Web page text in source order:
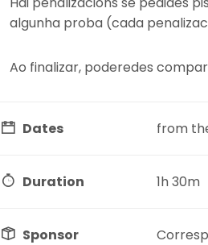
algunha proba (cada
Ao finalizar, poderedes
Dates from
Duration 1h 30m
Sponsor